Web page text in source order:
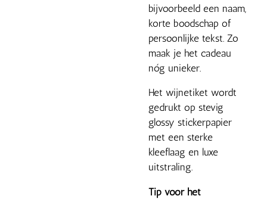
bijvoorbeeld een naam,
korte boodschap of
persoonlijke tekst. Zo
maak je het cadeau
nóg unieker.
Het wijnetiket wordt
gedrukt op stevig
glossy stickerpapier
met een sterke
kleeflaag en luxe
uitstraling.
Tip voor het